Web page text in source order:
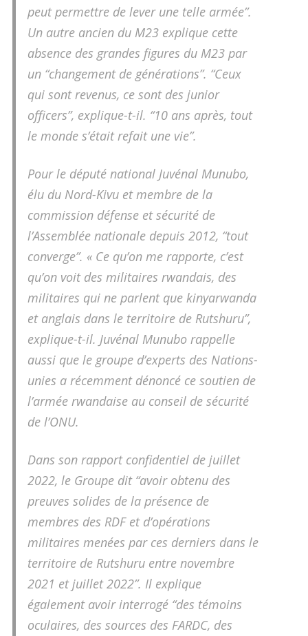
peut permettre de lever une telle armée”.
Un autre ancien du M23 explique cette
absence des grandes figures du M23 par
un “changement de générations”. “Ceux
qui sont revenus, ce sont des junior
officers”, explique-t-il. “10 ans après, tout
le monde s’était refait une vie”.
Pour le député national Juvénal Munubo,
élu du Nord-Kivu et membre de la
commission défense et sécurité de
l’Assemblée nationale depuis 2012, “tout
converge”. « Ce qu’on me rapporte, c’est
qu’on voit des militaires rwandais, des
militaires qui ne parlent que kinyarwanda
et anglais dans le territoire de Rutshuru”,
explique-t-il. Juvénal Munubo rappelle
aussi que le groupe d’experts des Nations-
unies a récemment dénoncé ce soutien de
l’armée rwandaise au conseil de sécurité
de l’ONU.
Dans son rapport confidentiel de juillet
2022, le Groupe dit “avoir obtenu des
preuves solides de la présence de
membres des RDF et d’opérations
militaires menées par ces derniers dans le
territoire de Rutshuru entre novembre
2021 et juillet 2022”. Il explique
également avoir interrogé “des témoins
oculaires, des sources des FARDC, des